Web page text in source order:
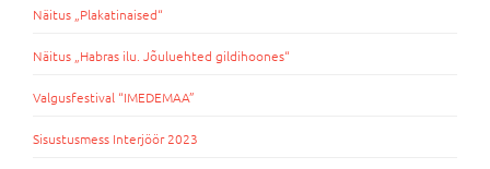
Näitus „Plakatinaised“
Näitus „Habras ilu. Jõuluehted gildihoones“
Valgusfestival “IMEDEMAA”
Sisustusmess Interjöör 2023